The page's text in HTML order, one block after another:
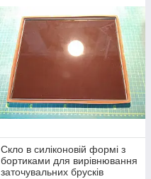
Скло в силіконовій формі з
бортиками для вирівнювання
заточувальних брусків